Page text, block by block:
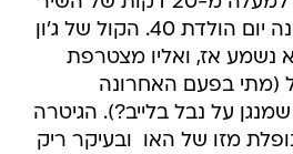
""Awaken שחוגג השנה יום הולדת 40. הקול של ג'ון
נשמע אז, ואליו מצטרפת
(מתי בפעם האחרונה
על נבל בלייב?). הגיטרה
מזו של האו  ובעיקר ריק